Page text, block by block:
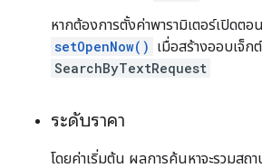
หากต้องการตั้งค่าพารามิเตอร์เปิดตอ
setOpenNow() เมื่อสร้างออบเจ็กต์
SearchByTextRequest
ระดับราคา
โดยค่าเริ่มต้น ผลการค้นหาจะรวมสถ